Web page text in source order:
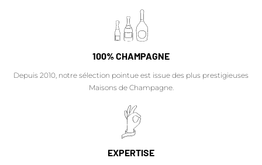
100% CHAMPAGNE
Depuis 2010, notre sélection pointue est issue des plus prestigieuses
Maisons de Champagne.
EXPERTISE